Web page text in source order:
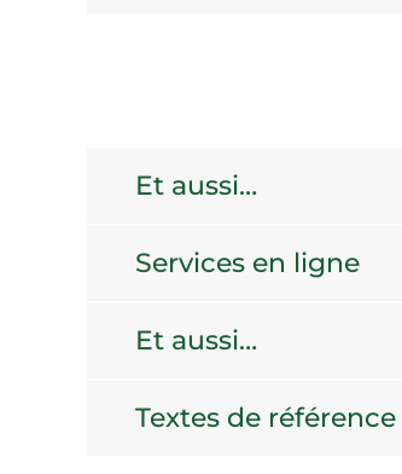
Et aussi…
Services en ligne
Et aussi…
Textes de référence